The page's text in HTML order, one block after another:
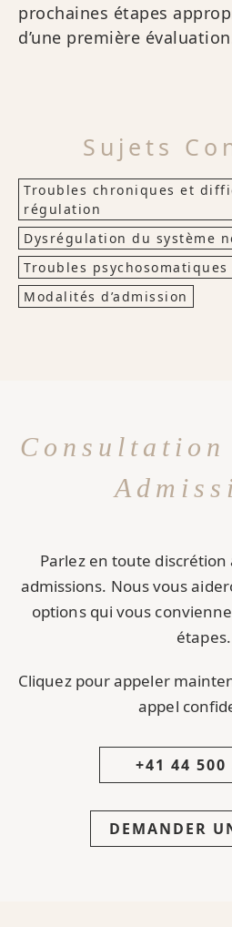
prochaines étapes
d’une première
Sujets
Troubles chroniques et
régulation
Dysrégulation du système
Troubles psychosomatiques
Modalités d’admission
Parlez en toute
admissions. Nous vous
options qui vous
étapes.
Cliquez pour appeler
appel
+41 44 500
DEMANDER